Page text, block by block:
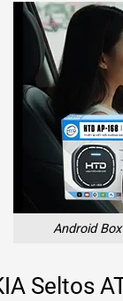
Android
Seltos